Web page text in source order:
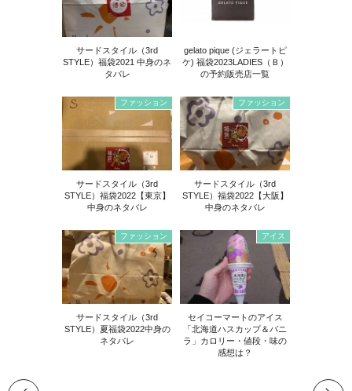
サードスタイル（3rd
STYLE）福袋2021 中身のネ
タバレ
gelato pique (ジェラートピ
ケ) 福袋2023LADIES（Ｂ）
の予約販売店一覧
ファッション
サードスタイル（3rd
STYLE）福袋2022【東京】
中身のネタバレ
ファッション
サードスタイル（3rd
STYLE）福袋2022【大阪】
中身のネタバレ
ファッション
サードスタイル（3rd
STYLE）夏福袋2022中身の
ネタバレ
アイス
セイコーマートのアイス
「北海道ハスカップ＆バニ
ラ」カロリー・値段・味の
感想は？